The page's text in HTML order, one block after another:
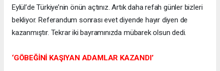
Eylül’de Türkiye’nin önün açtınız. Artık daha refah günler bizleri
bekliyor. Referandum sonrası evet diyende hayır diyen de
kazanmıştır. Tekrar iki bayramınızda mübarek olsun dedi.
‘GÖBEĞİNİ KAŞIYAN ADAMLAR KAZANDI’